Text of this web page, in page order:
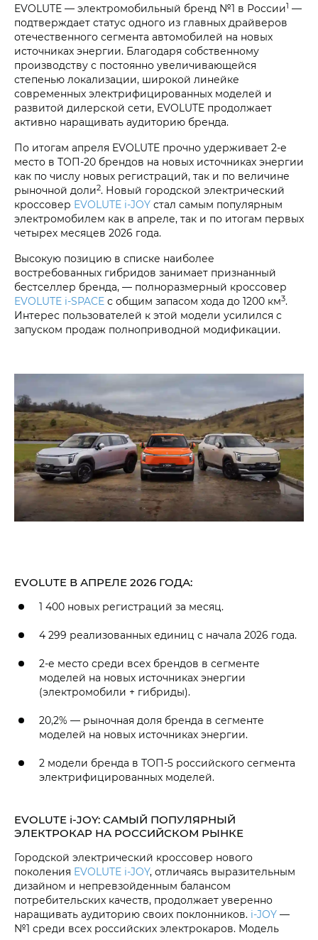
EVOLUTE — электромобильный бренд №1 в России1 —
подтверждает статус одного из главных драйверов
отечественного сегмента автомобилей на новых
источниках энергии. Благодаря собственному
производству с постоянно увеличивающейся
степенью локализации, широкой линейке
современных электрифицированных моделей и
развитой дилерской сети, EVOLUTE продолжает
активно наращивать аудиторию бренда.
По итогам апреля EVOLUTE прочно удерживает 2-е
место в ТОП-20 брендов на новых источниках энергии
как по числу новых регистраций, так и по величине
рыночной доли2. Новый городской электрический
кроссовер EVOLUTE i‑JOY стал самым популярным
электромобилем как в апреле, так и по итогам первых
четырех месяцев 2026 года.
Высокую позицию в списке наиболее
востребованных гибридов занимает признанный
бестселлер бренда, — полноразмерный кроссовер
EVOLUTE i‑SPACE с общим запасом хода до 1200 км3.
Интерес пользователей к этой модели усилился с
запуском продаж полноприводной модификации.
EVOLUTE В АПРЕЛЕ 2026 ГОДА:
1 400 новых регистраций за месяц.
4 299 реализованных единиц с начала 2026 года.
2-е место среди всех брендов в сегменте
моделей на новых источниках энергии
(электромобили + гибриды).
20,2% — рыночная доля бренда в сегменте
моделей на новых источниках энергии.
2 модели бренда в ТОП-5 российского сегмента
электрифицированных моделей.
EVOLUTE i‑JOY: САМЫЙ ПОПУЛЯРНЫЙ
ЭЛЕКТРОКАР НА РОССИЙСКОМ РЫНКЕ
Городской электрический кроссовер нового
поколения EVOLUTE i‑JOY, отличаясь выразительным
дизайном и непревзойденным балансом
потребительских качеств, продолжает уверенно
наращивать аудиторию своих поклонников. i‑JOY —
№1 среди всех российских электрокаров. Модель